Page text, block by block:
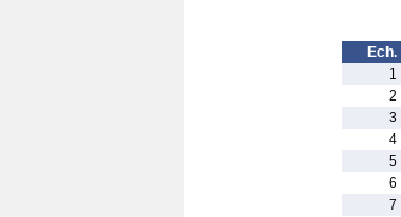
Ech.
1
2
3
4
5
6
7